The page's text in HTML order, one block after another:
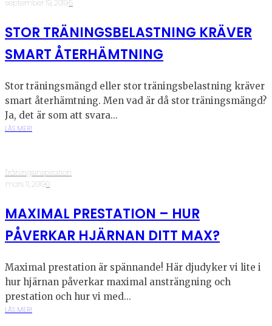
·september 19, 2019·5
STOR TRÄNINGSBELASTNING KRÄVER
SMART ÅTERHÄMTNING
Stor träningsmängd eller stor träningsbelastning kräver
smart återhämtning. Men vad är då stor träningsmängd?
Ja, det är som att svara...
LÄS MER!
Träningsinspiration
·mars 11, 2019·0
MAXIMAL PRESTATION – HUR
PÅVERKAR HJÄRNAN DITT MAX?
Maximal prestation är spännande! Här djudyker vi lite i
hur hjärnan påverkar maximal ansträngning och
prestation och hur vi med...
LÄS MER!